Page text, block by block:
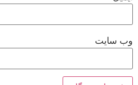
وب‌ سایت